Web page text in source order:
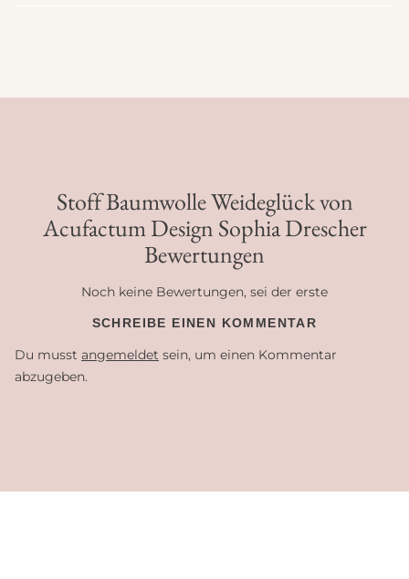
Stoff Baumwolle Weideglück von
Acufactum Design Sophia Drescher
Bewertungen
Noch keine Bewertungen, sei der erste
SCHREIBE EINEN KOMMENTAR
Du musst angemeldet sein, um einen Kommentar
abzugeben.